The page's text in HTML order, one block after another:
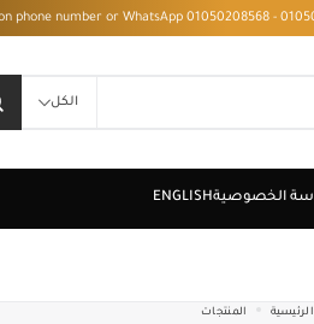
الكل
الرئيسية
المنتجات